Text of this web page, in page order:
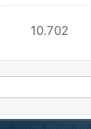
10.702